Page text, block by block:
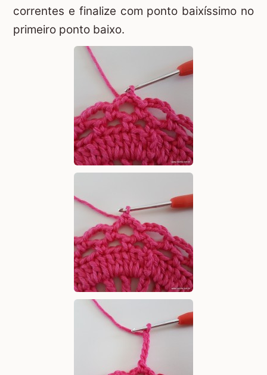
correntes e finalize com ponto baixíssimo no
primeiro ponto baixo.